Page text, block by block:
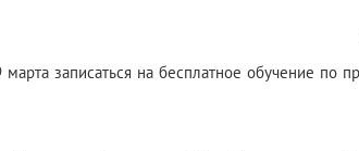
марта записаться на бесплатное обучение